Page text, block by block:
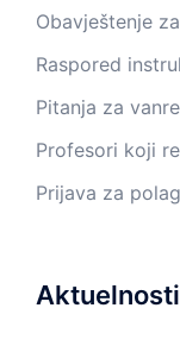
Obavještenje
Raspored
Pitanja za
Profesori koji
Prijava za
Aktuelnosti